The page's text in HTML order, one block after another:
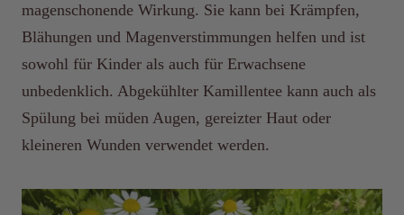
magenschonende Wirkung. Sie kann bei Krämpfen,
Blähungen und Magenverstimmungen helfen und ist
sowohl für Kinder als auch für Erwachsene
unbedenklich. Abgekühlter Kamillentee kann auch als
Spülung bei müden Augen, gereizter Haut oder
kleineren Wunden verwendet werden.